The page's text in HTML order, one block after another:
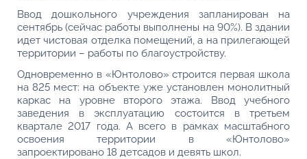
Ввод дошкольного учреждения запланирован на
сентябрь (сейчас работы выполнены на 90%). В здании
идет чистовая отделка помещений, а на прилегающей
территории – работы по благоустройству.
Одновременно в «Юнтолово» строится первая школа
на 825 мест: на объекте уже установлен монолитный
каркас на уровне второго этажа. Ввод учебного
заведения в эксплуатацию состоится в третьем
квартале 2017 года. А всего в рамках масштабного
освоения территории в «Юнтолово»
запроектировано 18 детсадов и девять школ.